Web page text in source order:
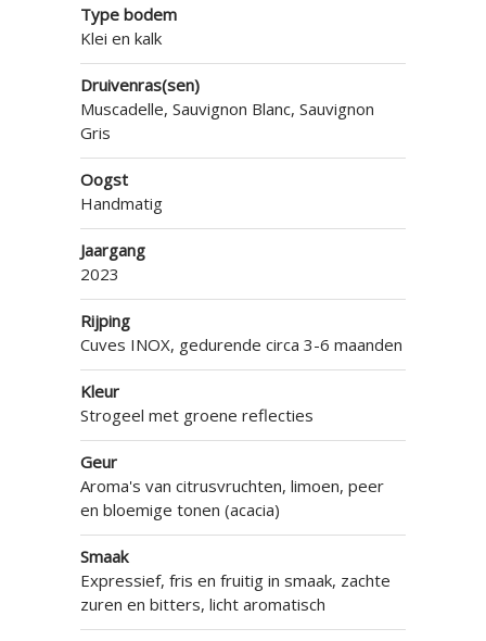
Type bodem
Klei en kalk
Druivenras(sen)
Muscadelle, Sauvignon Blanc, Sauvignon
Gris
Oogst
Handmatig
Jaargang
2023
Rijping
Cuves INOX, gedurende circa 3-6 maanden
Kleur
Strogeel met groene reflecties
Geur
Aroma's van citrusvruchten, limoen, peer
en bloemige tonen (acacia)
Smaak
Expressief, fris en fruitig in smaak, zachte
zuren en bitters, licht aromatisch